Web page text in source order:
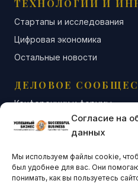
Согласие на
данных
Мы используем файлы cookie,
был удобнее для вас. Они
понимать, как вы пользуетесь
ТЕХНОЛОГИИ И
Стартапы и исследования
Цифровая экономика
Остальные новости
ДЕЛОВОЕ
Конференции и форумы
Бизнес-клубы и ассоциации
Остальные новости
АНАЛИТИКА И